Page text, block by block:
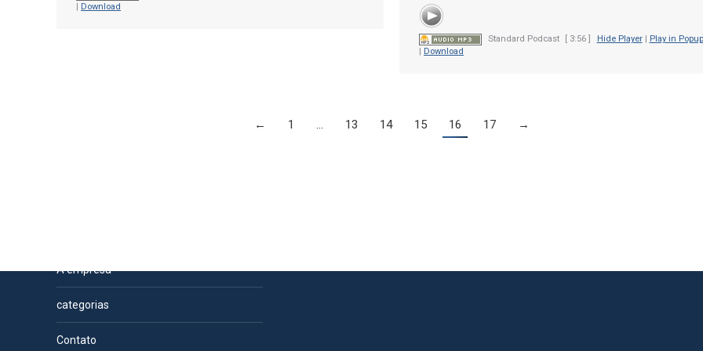
| Download
Standard Podcast [ 3:56 ] Hide Player|
Play in Popup
| Download
← 1 … 13 14 15 16 17 →
A empresa
categorias
Contato